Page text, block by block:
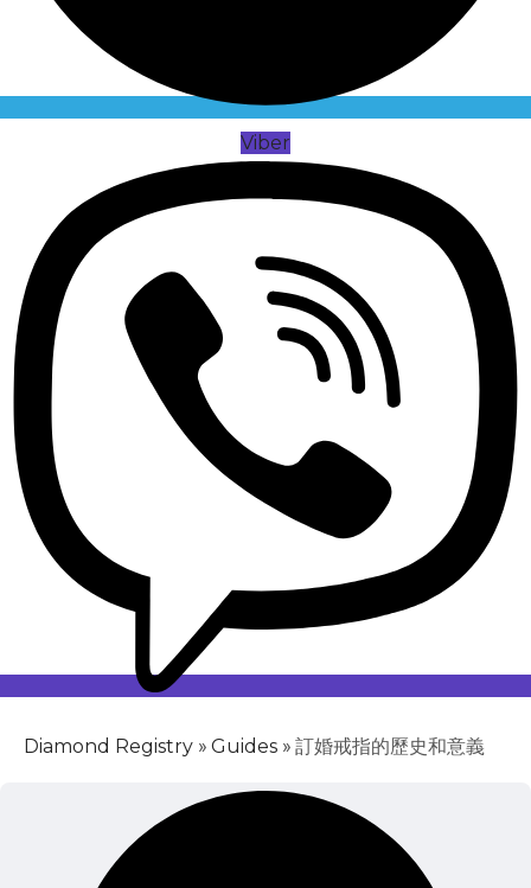
Viber
Diamond Registry » Guides »訂婚戒指的歷史和意義